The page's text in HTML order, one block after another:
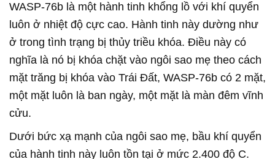
WASP-76b là một hành tinh khổng lồ với khí quyển
luôn ở nhiệt độ cực cao. Hành tinh này dường như
ở trong tình trạng bị thủy triều khóa. Điều này có
nghĩa là nó bị khóa chặt vào ngôi sao mẹ theo cách
mặt trăng bị khóa vào Trái Đất, WASP-76b có 2 mặt,
một mặt luôn là ban ngày, một mặt là màn đêm vĩnh
cửu.
Dưới bức xạ mạnh của ngôi sao mẹ, bầu khí quyển
của hành tinh này luôn tồn tại ở mức 2.400 độ C.